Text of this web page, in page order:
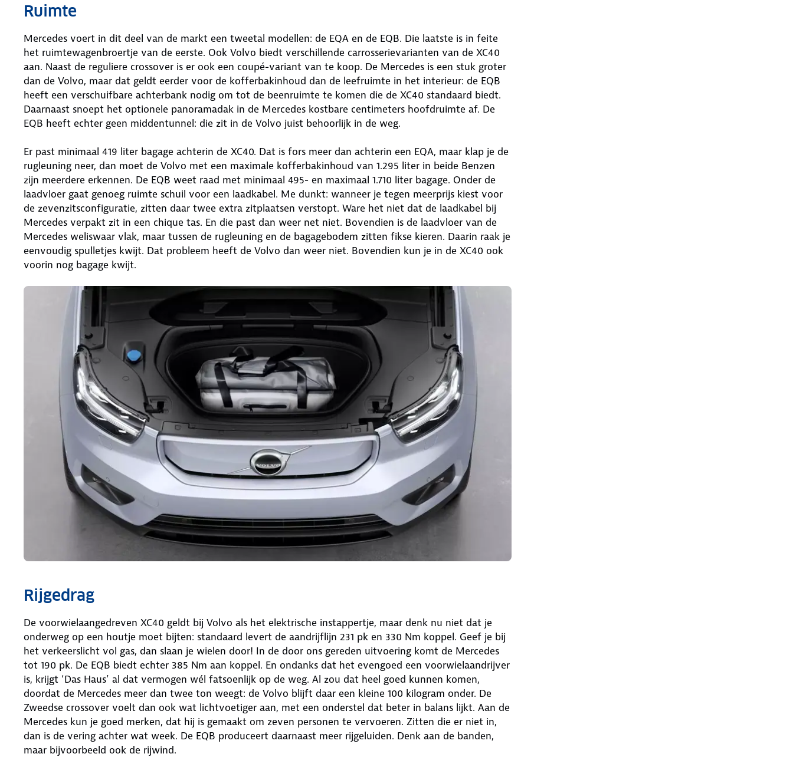
Ruimte
Mercedes voert in dit deel van de markt een tweetal modellen: de EQA en de EQB. Die laatste is in feite
het ruimtewagenbroertje van de eerste. Ook Volvo biedt verschillende carrosserievarianten van de XC40
aan. Naast de reguliere crossover is er ook een coupé-variant van te koop. De Mercedes is een stuk groter
dan de Volvo, maar dat geldt eerder voor de kofferbakinhoud dan de leefruimte in het interieur: de EQB
heeft een verschuifbare achterbank nodig om tot de beenruimte te komen die de XC40 standaard biedt.
Daarnaast snoept het optionele panoramadak in de Mercedes kostbare centimeters hoofdruimte af. De
EQB heeft echter geen middentunnel: die zit in de Volvo juist behoorlijk in de weg.
Er past minimaal 419 liter bagage achterin de XC40. Dat is fors meer dan achterin een EQA, maar klap je de
rugleuning neer, dan moet de Volvo met een maximale kofferbakinhoud van 1.295 liter in beide Benzen
zijn meerdere erkennen. De EQB weet raad met minimaal 495- en maximaal 1.710 liter bagage. Onder de
laadvloer gaat genoeg ruimte schuil voor een laadkabel. Me dunkt: wanneer je tegen meerprijs kiest voor
de zevenzitsconfiguratie, zitten daar twee extra zitplaatsen verstopt. Ware het niet dat de laadkabel bij
Mercedes verpakt zit in een chique tas. En die past dan weer net niet. Bovendien is de laadvloer van de
Mercedes weliswaar vlak, maar tussen de rugleuning en de bagagebodem zitten fikse kieren. Daarin raak je
eenvoudig spulletjes kwijt. Dat probleem heeft de Volvo dan weer niet. Bovendien kun je in de XC40 ook
voorin nog bagage kwijt.
Rijgedrag
De voorwielaangedreven XC40 geldt bij Volvo als het elektrische instappertje, maar denk nu niet dat je
onderweg op een houtje moet bijten: standaard levert de aandrijflijn 231 pk en 330 Nm koppel. Geef je bij
het verkeerslicht vol gas, dan slaan je wielen door! In de door ons gereden uitvoering komt de Mercedes
tot 190 pk. De EQB biedt echter 385 Nm aan koppel. En ondanks dat het evengoed een voorwielaandrijver
is, krijgt ‘Das Haus’ al dat vermogen wél fatsoenlijk op de weg. Al zou dat heel goed kunnen komen,
doordat de Mercedes meer dan twee ton weegt: de Volvo blijft daar een kleine 100 kilogram onder. De
Zweedse crossover voelt dan ook wat lichtvoetiger aan, met een onderstel dat beter in balans lijkt. Aan de
Mercedes kun je goed merken, dat hij is gemaakt om zeven personen te vervoeren. Zitten die er niet in,
dan is de vering achter wat week. De EQB produceert daarnaast meer rijgeluiden. Denk aan de banden,
maar bijvoorbeeld ook de rijwind.